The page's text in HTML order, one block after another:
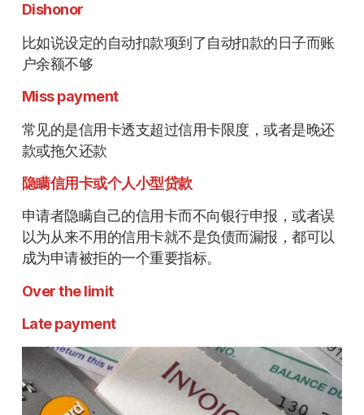
Dishonor
比如说设定的自动扣款项到了自动扣款的日子而账
户余额不够
Miss payment
常见的是信用卡透支超过信用卡限度，或者是晚还
款或拖欠还款
隐瞒信用卡或个人小型贷款
申请者隐瞒自己的信用卡而不向银行申报，或者误
以为从来不用的信用卡就不是负债而漏报，都可以
成为申请被拒的一个重要指标。
Over the limit
Late payment